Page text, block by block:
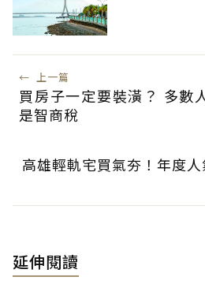
← 上一篇
買房子一定要裝潢？ 多數
是智商稅
高雄輕軌宅買氣夯！年度
延伸閱讀